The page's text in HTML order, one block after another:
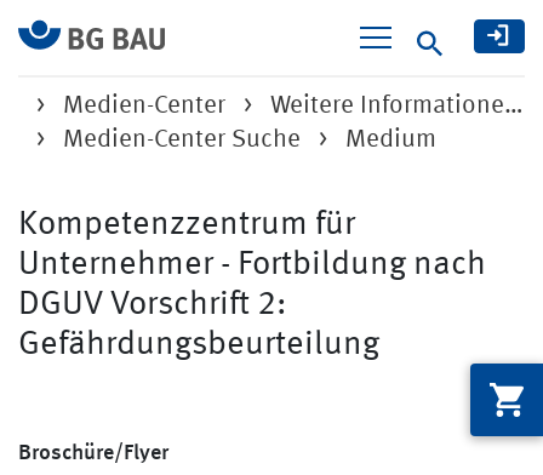
Suche
Medien-Center
Weitere Informatione…
Medien-Center Suche
Medium
Kompetenzzentrum für
Unternehmer - Fortbildung nach
DGUV Vorschrift 2:
Gefährdungsbeurteilung
Broschüre/Flyer